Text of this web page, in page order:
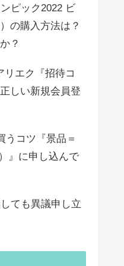
ピック2022 ビ
の購入方法は？
？
リエク『招待コ
しい新規会員登
うコツ『景品＝
』に申し込んで
ても異議申し立